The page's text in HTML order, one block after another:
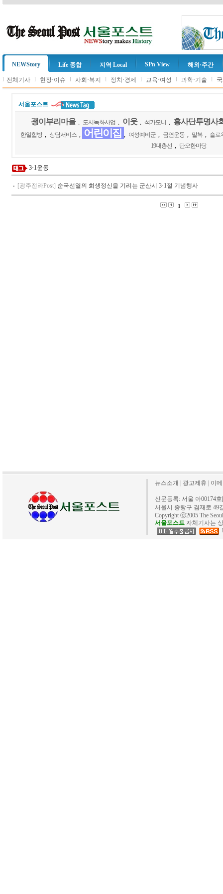
NEWStory Life 종합 지역 Local SPn View 해외·주간
l 전체기사 l 현장·이슈 l 사회·복지 l 정치·경제 l 교육·여성 l 과학·기술 l
서울포스트
괭이부리마을 도시녹화사업 이웃 석가모니 흥사단투명사
한일합방 상담서비스 어린이집 여성예비군 금연운동 말복
슬로
19대총선
단오한마당
3·1운동
[광주전라Post] 순국선열의 희생정신을 기리는 군산시 3·1절 기념행사
1
뉴스소개 광고제휴 이
신문등록: 서울 아00174
서울시 중랑구 겸재로 49
Copyright ⓒ2005 The
서울포스트 자체기사는